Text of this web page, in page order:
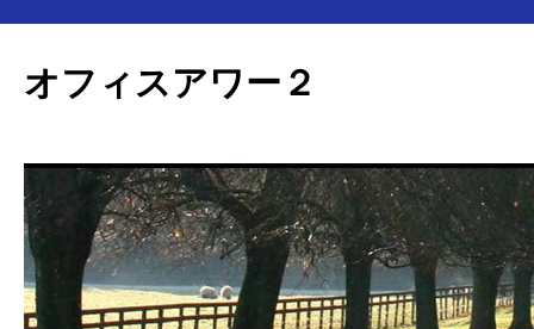
オフィスアワー２